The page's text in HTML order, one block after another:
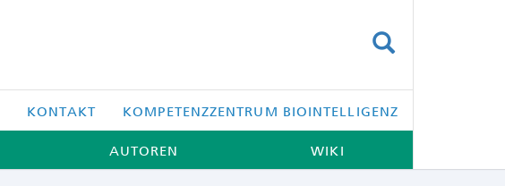
KONTAKT KOMPETENZZENTRUM BIOINTELLIGENZ
AUTOREN WIKI